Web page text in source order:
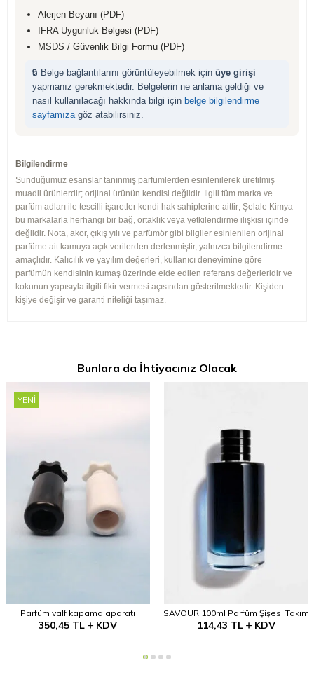
Alerjen Beyanı (PDF)
IFRA Uygunluk Belgesi (PDF)
MSDS / Güvenlik Bilgi Formu (PDF)
🔒 Belge bağlantılarını görüntüleyebilmek için üye girişi
yapmanız gerekmektedir. Belgelerin ne anlama geldiği ve
nasıl kullanılacağı hakkında bilgi için belge bilgilendirme
sayfamızagöz atabilirsiniz.
Bilgilendirme
Sunduğumuz esanslar tanınmış parfümlerden esinlenilerek üretilmiş
muadil ürünlerdir; orijinal ürünün kendisi değildir. İlgili tüm marka ve
parfüm adları ile tescilli işaretler kendi hak sahiplerine aittir; Şelale Kimya
bu markalarla herhangi bir bağ, ortaklık veya yetkilendirme ilişkisi içinde
değildir. Nota, akor, çıkış yılı ve parfümör gibi bilgiler esinlenilen orijinal
parfüme ait kamuya açık verilerden derlenmiştir, yalnızca bilgilendirme
amaçlıdır. Kalıcılık ve yayılım değerleri, kullanıcı deneyimine göre
parfümün kendisinin kumaş üzerinde elde edilen referans değerleridir ve
kokunun yapısıyla ilgili fikir vermesi açısından gösterilmektedir. Kişiden
kişiye değişir ve garanti niteliği taşımaz.
Bunlara da İhtiyacınız Olacak
YENI
Parfüm valf kapama aparatı
350,45TL KDV
SAVOUR 100ml Parfüm Şişesi Takım
114,43 TL KDV